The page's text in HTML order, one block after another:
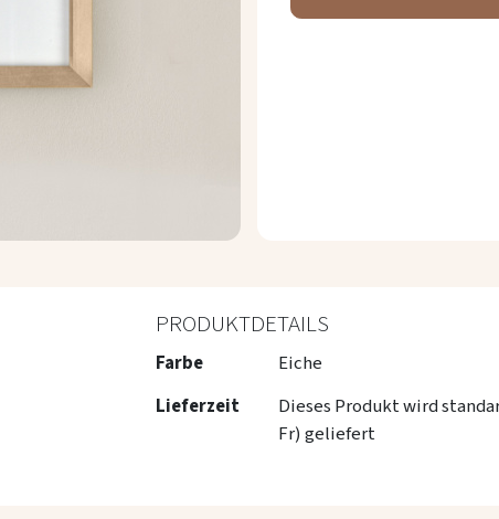
PRODUKTDETAILS
Mehr
Farbe
Eiche
Lieferzeit
Dieses Produkt wird
Fr) geliefert